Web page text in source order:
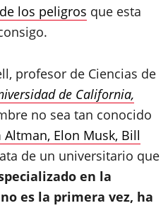
los peligros que esta
profesor de Ciencias de
de California,
no sea tan conocido
Altman, Elon Musk, Bill
de un universitario que
en la
es la primera vez, ha